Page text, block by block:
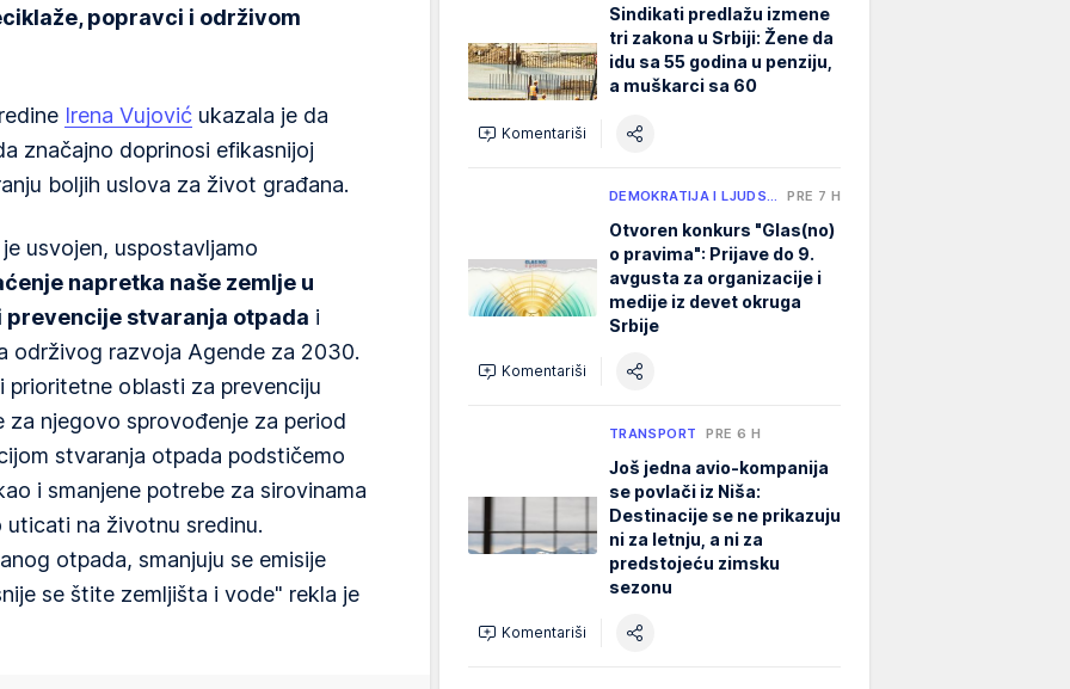
popravci i održivom
Irena Vujović ukazala je da
značajno doprinosi efikasnijoj
boljih uslova za život građana.
usvojen, uspostavljamo
napretka naše zemlje u
prevencije stvaranja otpada i
održivog razvoja Agende za 2030.
prioritetne oblasti za prevenciju
za njegovo sprovođenje za period
stvaranja otpada podstičemo
i smanjene potrebe za sirovinama
na životnu sredinu.
otpada, smanjuju se emisije
se štite zemljišta i vode" rekla je
Sindikati predlažu izmene
tri zakona u Srbiji: Žene da
idu sa 55 godina u penziju,
a muškarci sa 60
Komentariši
DEMOKRATIJA I LJUDS… PRE 7 H
Otvoren konkurs "Glas(no)
o pravima": Prijave do 9.
avgusta za organizacije i
medije iz devet okruga
Srbije
Komentariši
TRANSPORT PRE 6 H
Još jedna avio-kompanija
se povlači iz Niša:
Destinacije se ne prikazuju
ni za letnju, a ni za
predstojeću zimsku
sezonu
Komentariši